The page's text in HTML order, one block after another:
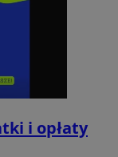
i opłaty